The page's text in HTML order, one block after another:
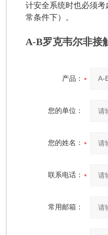
计安全系统时也必须
常条件下）。
A-B罗克韦尔非接
产品：
您的单位：
您的姓名：
联系电话：
常用邮箱：